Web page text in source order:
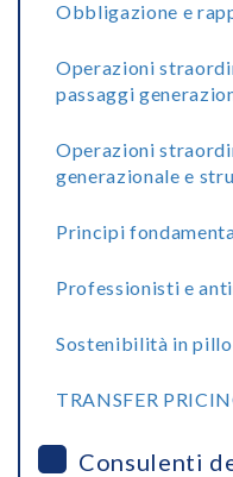
Obbligazione e
Operazioni
passaggi
Operazioni
generazionale e
Principi
Professionisti e
Sostenibilità in
TRANSFER
Consulenti